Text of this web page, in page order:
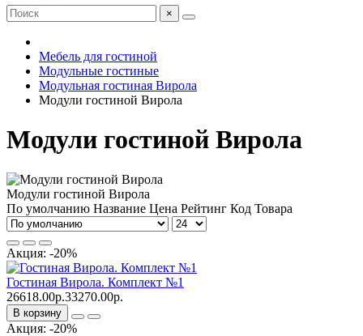
×
Мебель для гостиной
Модульные гостиные
Модульная гостиная Вирола
Модули гостиной Вирола
Модули гостиной Вирола
Модули гостиной Вирола
По умолчанию Название Цена Рейтинг Код Товара
Акция: -20%
Гостиная Вирола. Комплект №1
26618.00р.33270.00р.
В корзину
Акция: -20%